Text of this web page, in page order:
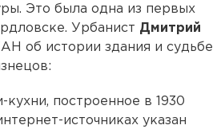
Это была одна из первых
Урбанист Дмитрий
об истории здания и судьбе
построенное в 1930
источниках указан